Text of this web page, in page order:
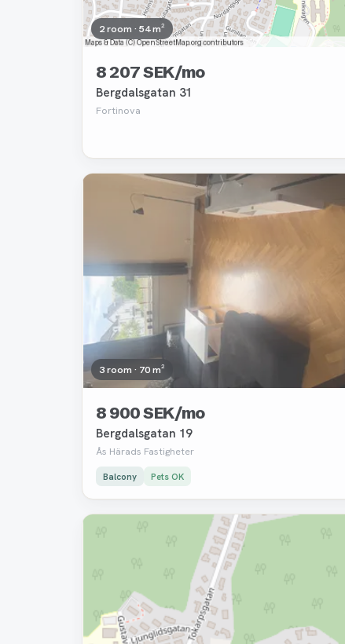
2 room · 54 m²
8 207 SEK/mo
Bergdalsgatan 31
Fortinova
3 room · 70 m²
8 900 SEK/mo
Bergdalsgatan 19
Ås Härads Fastigheter
Balcony Pets OK